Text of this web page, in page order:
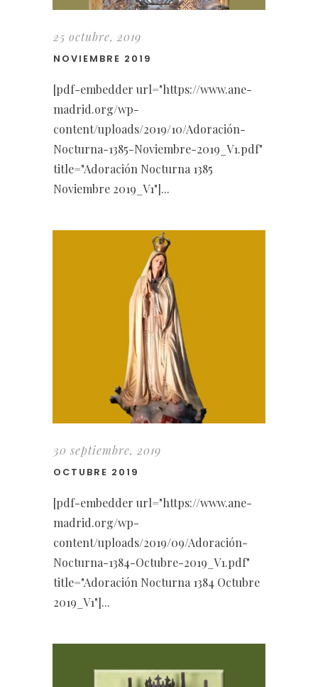
25 octubre, 2019
NOVIEMBRE 2019
[pdf-embedder url="https://www.ane-
madrid.org/wp-
content/uploads/2019/10/Adoración-
Nocturna-1385-Noviembre-2019_V1.pdf"
title="Adoración Nocturna 1385
Noviembre 2019_V1"]...
30 septiembre, 2019
OCTUBRE 2019
[pdf-embedder url="https://www.ane-
madrid.org/wp-
content/uploads/2019/09/Adoración-
Nocturna-1384-Octubre-2019_V1.pdf"
title="Adoración Nocturna 1384 Octubre
2019_V1"]...